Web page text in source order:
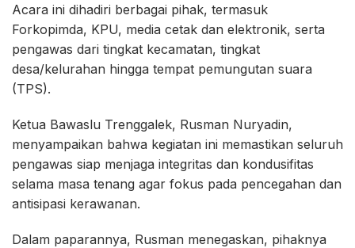
Acara ini dihadiri berbagai pihak, termasuk
Forkopimda, KPU, media cetak dan elektronik, serta
pengawas dari tingkat kecamatan, tingkat
desa/kelurahan hingga tempat pemungutan suara
(TPS).
Ketua Bawaslu Trenggalek, Rusman Nuryadin,
menyampaikan bahwa kegiatan ini memastikan seluruh
pengawas siap menjaga integritas dan kondusifitas
selama masa tenang agar fokus pada pencegahan dan
antisipasi kerawanan.
Dalam paparannya, Rusman menegaskan, pihaknya